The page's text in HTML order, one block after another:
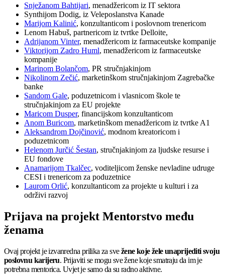
Snježanom Bahtijari, menadžericom iz IT sektora
Synthijom Dodig, iz Veleposlanstva Kanade
Marijom Kalinić, konzultanticom i poslovnom trenericom
Lenom Habuš, partnericom iz tvrtke Delloite,
Adrijanom Vinter, menadžericom iz farmaceutske kompanije
Viktorijom Zadro Huml, menadžericom iz farmaceutske
kompanije
Marinom Bolančom, PR stručnjakinjom
Nikolinom Zečić, marketinškom stručnjakinjom Zagrebačke
banke
Sandom Gale, poduzetnicom i vlasnicom škole te
stručnjakinjom za EU projekte
Maricom Dusper, financijskom konzultanticom
Anom Buricom, marketinškom menadžericom iz tvrtke A1
Aleksandrom Dojčinović, modnom kreatoricom i
poduzetnicom
Helenom Jurčić Šestan, stručnjakinjom za ljudske resurse i
EU fondove
Anamarijom Tkalčec, voditeljicom ženske nevladine udruge
CESI i trenericom za poduzetnice
Laurom Orlić, konzultanticom za projekte u kulturi i za
održivi razvoj
Prijava na projekt Mentorstvo među
ženama
Ovaj projekt je izvanredna prilika za svežene koje žele unaprijediti svoju
poslovnu karijeru. Prijaviti se mogu sve žene koje smatraju da im je
potrebna mentorica. Uvjet je samo da su radno aktivne.